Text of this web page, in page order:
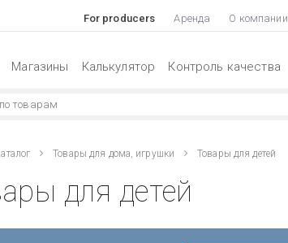
For producers Аренда О компании
Магазины Калькулятор Контроль качества
Товары для дома, игрушки Товары для детей
для детей